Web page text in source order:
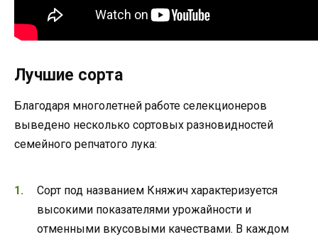
Лучшие сорта
Благодаря многолетней работе селекционеров
выведено несколько сортовых разновидностей
семейного репчатого лука:
Сорт под названием Княжич характеризуется
высокими показателями урожайности и
отменными вкусовыми качествами. В каждом